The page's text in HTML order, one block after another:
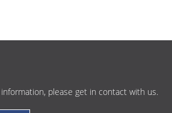
please get in contact with us.